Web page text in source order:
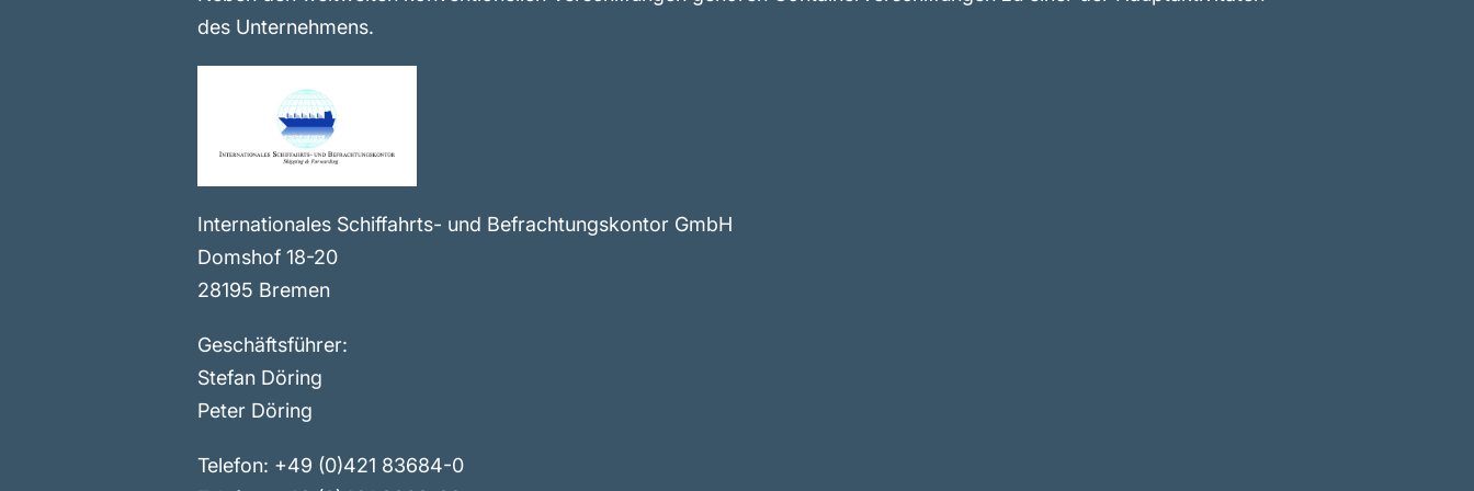
des Unternehmens.
Internationales Schiffahrts- und Befrachtungskontor GmbH
Domshof 18-20
28195 Bremen
Geschäftsführer:
Stefan Döring
Peter Döring
Telefon: +49 (0)421 83684-0